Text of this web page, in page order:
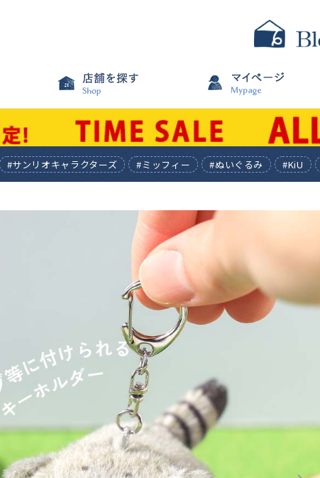
#サンリオキャラクターズ #ミッフィー #ぬいぐるみ #KiU